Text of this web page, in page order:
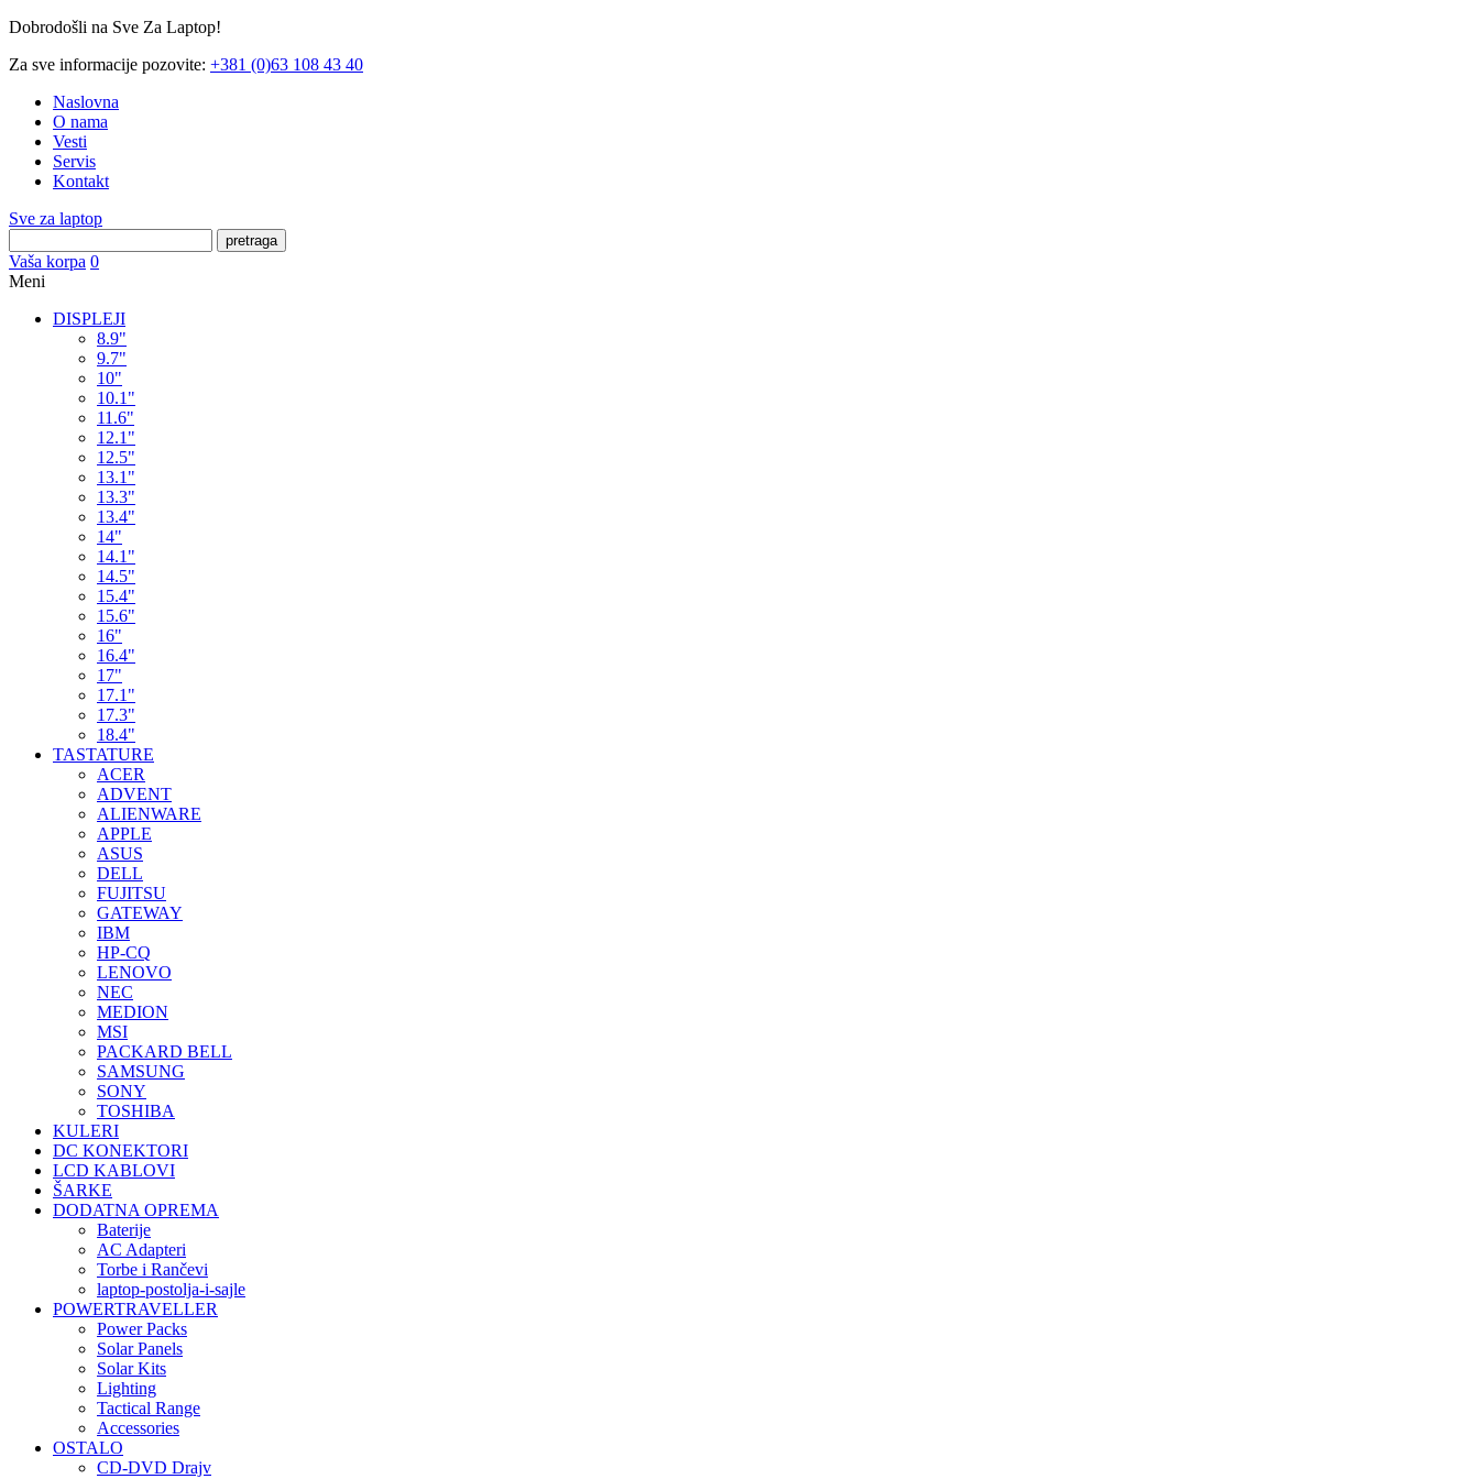
Dobrodošli na Sve Za Laptop!
Za sve informacije pozovite: +381 (0)63 108 43 40
Naslovna
O nama
Vesti
Servis
Kontakt
Sve za laptop
pretraga
Vaša korpa 0
Meni
DISPLEJI
8.9"
9.7"
10"
10.1"
11.6"
12.1"
12.5"
13.1"
13.3"
13.4"
14"
14.1"
14.5"
15.4"
15.6"
16"
16.4"
17"
17.1"
17.3"
18.4"
TASTATURE
ACER
ADVENT
ALIENWARE
APPLE
ASUS
DELL
FUJITSU
GATEWAY
IBM
HP-CQ
LENOVO
NEC
MEDION
MSI
PACKARD BELL
SAMSUNG
SONY
TOSHIBA
KULERI
DC KONEKTORI
LCD KABLOVI
ŠARKE
DODATNA OPREMA
Baterije
AC Adapteri
Torbe i Rančevi
laptop-postolja-i-sajle
POWERTRAVELLER
Power Packs
Solar Panels
Solar Kits
Lighting
Tactical Range
Accessories
OSTALO
CD-DVD Drajv